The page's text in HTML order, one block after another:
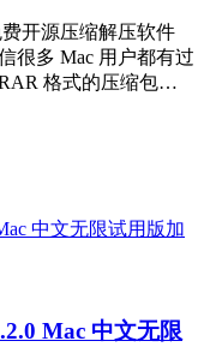
开源压缩解压软件
很多 Mac 用户都有过
格式的压缩包…
Mac 中文无限